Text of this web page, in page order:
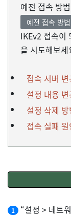
예전 접속 방
예전 접속 방
IKEv2 접속이
을 시도해보세
접속 서버
설정 내용
설정 삭제
접속 실패
1
“설정 > 네트